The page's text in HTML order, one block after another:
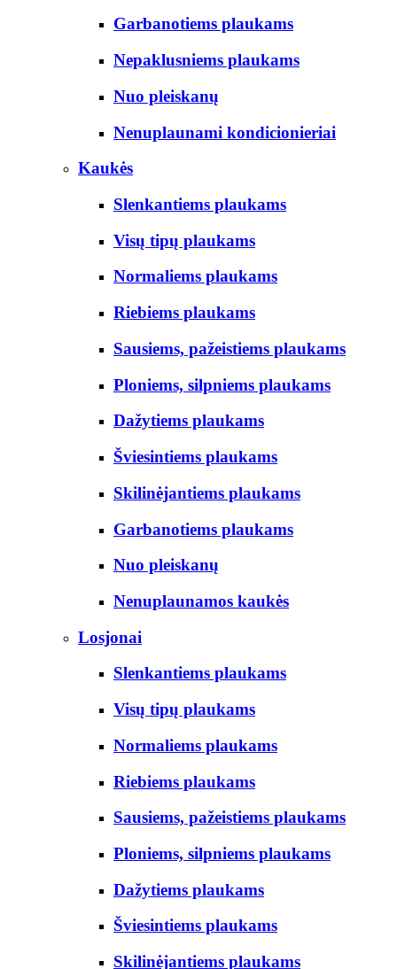
Garbanotiems plaukams
Nepaklusniems plaukams
Nuo pleiskanų
Nenuplaunami kondicionieriai
Kaukės
Slenkantiems plaukams
Visų tipų plaukams
Normaliems plaukams
Riebiems plaukams
Sausiems, pažeistiems plaukams
Ploniems, silpniems plaukams
Dažytiems plaukams
Šviesintiems plaukams
Skilinėjantiems plaukams
Garbanotiems plaukams
Nuo pleiskanų
Nenuplaunamos kaukės
Losjonai
Slenkantiems plaukams
Visų tipų plaukams
Normaliems plaukams
Riebiems plaukams
Sausiems, pažeistiems plaukams
Ploniems, silpniems plaukams
Dažytiems plaukams
Šviesintiems plaukams
Skilinėjantiems plaukams